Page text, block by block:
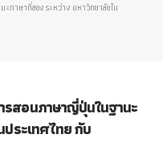
ภาษาที่สอง ระหว่าง มหาวิทยาลัยใน
สอนภาษาญี่ปุ่นในฐานะ
ประเทศไทย กับ